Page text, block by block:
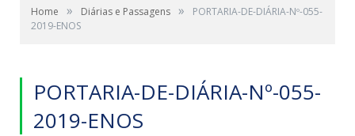
Home » Diárias e Passagens »
PORTARIA-DE-DIÁRIA-Nº-055-
2019-ENOS
PORTARIA-DE-DIÁRIA-Nº-055-
2019-ENOS